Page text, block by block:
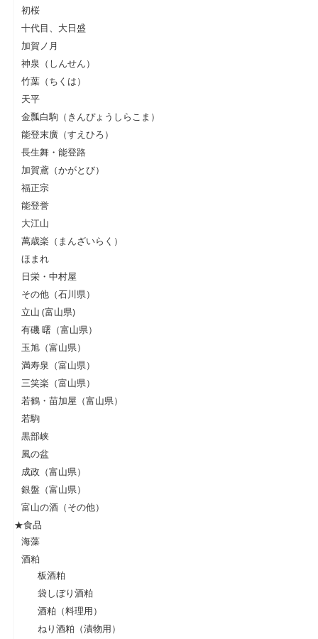
初桜
十代目、大日盛
加賀ノ月
神泉（しんせん）
竹葉（ちくは）
天平
金瓢白駒（きんぴょうしらこま）
能登末廣（すえひろ）
長生舞・能登路
加賀鳶（かがとび）
福正宗
能登誉
大江山
萬歳楽（まんざいらく）
ほまれ
日栄・中村屋
その他（石川県）
立山 (富山県)
有磯 曙（富山県）
玉旭（富山県）
満寿泉（富山県）
三笑楽（富山県）
若鶴・苗加屋（富山県）
若駒
黒部峡
風の盆
成政（富山県）
銀盤（富山県）
富山の酒（その他）
★食品
海藻
酒粕
板酒粕
袋しぼり酒粕
酒粕（料理用）
ねり酒粕（漬物用）